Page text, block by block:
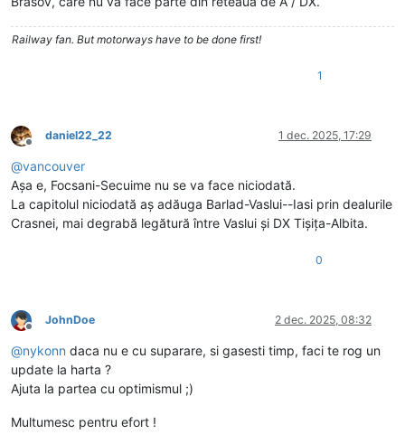
Railway fan. But motorways have to be done first!
1
Deconectat
daniel22_22 1 dec. 2025, 17:29
@vancouver
Așa e, Focsani-Secuime nu se va face niciodată.
La capitolul niciodată aș adăuga Barlad-Vaslui--Iasi prin dealurile
Crasnei, mai degrabă legătură între Vaslui și DX Tișița-Albita.
0
Deconectat
JohnDoe 2 dec. 2025, 08:32
@nykonn daca nu e cu suparare, si gasesti timp, faci te rog un
update la harta ?
Ajuta la partea cu optimismul ;)
Multumesc pentru efort !